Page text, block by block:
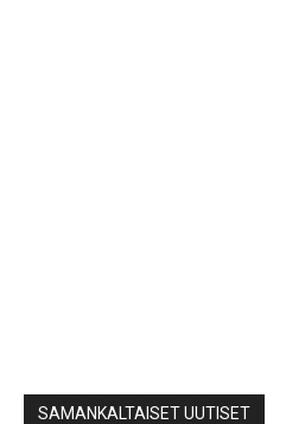
SAMANKALTAISET UUTISET